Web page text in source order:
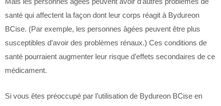
santé qui affectent la façon dont leur corps réagit à Bydureon
BCise. (Par exemple, les personnes âgées peuvent être plus
susceptibles d’avoir des problèmes rénaux.) Ces conditions de
santé pourraient augmenter leur risque d’effets secondaires de ce
médicament.
Si vous êtes préoccupé par l’utilisation de Bydureon BCise en